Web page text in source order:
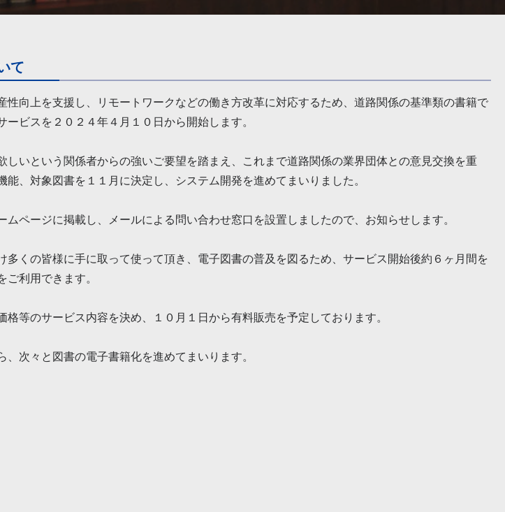
て
性向上を支援し、リモートワークなどの働き方改革に対応するため、道路関係の基準類の書籍で
ビスを２０２４年４月１０日から開始します。
しいという関係者からの強いご要望を踏まえ、これまで道路関係の業界団体との意見交換を重
能、対象図書を１１月に決定し、システム開発を進めてまいりました。
ムページに掲載し、メールによる問い合わせ窓口を設置しましたので、お知らせします。
多くの皆様に手に取って使って頂き、電子図書の普及を図るため、サービス開始後約６ヶ月間を
ご利用できます。
等のサービス内容を決め、１０月１日から有料販売を予定しております。
次々と図書の電子書籍化を進めてまいります。